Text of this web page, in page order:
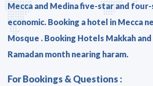
Mecca and Medina five-star and
economic. Booking a hotel in Mecca
Mosque . Booking Hotels Makkah and
Ramadan month nearing haram.
For Bookings & Questions :